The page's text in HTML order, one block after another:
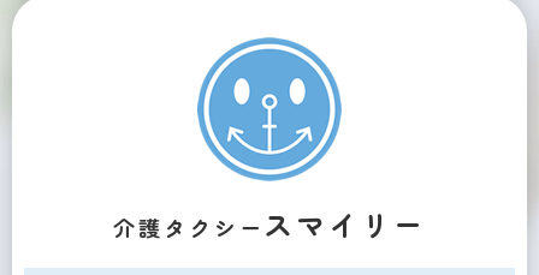
介護タクシー スマイリー